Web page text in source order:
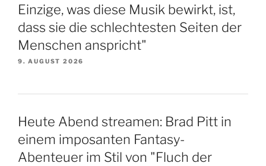
Einzige, was diese Musik bewirkt, ist,
dass sie die schlechtesten Seiten der
Menschen anspricht"
9. AUGUST 2026
Heute Abend streamen: Brad Pitt in
einem imposanten Fantasy-
Abenteuer im Stil von "Fluch der